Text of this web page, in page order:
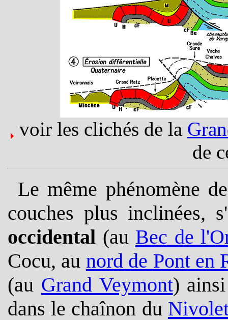
voir les clichés de la
de
Le même phénomène
couches plus inclinées,
occidental (au Bec de
Cocu, au nord de Pont en
(au Grand Veymont)
dans le chaînon du